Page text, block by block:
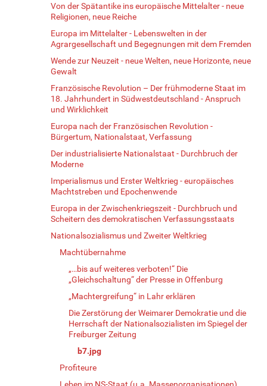
Von der Spätantike ins europäische Mittelalter - neue
Religionen, neue Reiche
Europa im Mittelalter - Lebenswelten in der
Agrargesellschaft und Begegnungen mit dem Fremden
Wende zur Neuzeit - neue Welten, neue Horizonte, neue
Gewalt
Französische Revolution – Der frühmoderne Staat im
18. Jahrhundert in Südwestdeutschland - Anspruch
und Wirklichkeit
Europa nach der Französischen Revolution -
Bürgertum, Nationalstaat, Verfassung
Der industrialisierte Nationalstaat - Durchbruch der
Moderne
Imperialismus und Erster Weltkrieg - europäisches
Machtstreben und Epochenwende
Europa in der Zwischenkriegszeit - Durchbruch und
Scheitern des demokratischen Verfassungsstaats
Nationalsozialismus und Zweiter Weltkrieg
Machtübernahme
„…bis auf weiteres verboten!“ Die
„Gleichschaltung“ der Presse in Offenburg
„Machtergreifung“ in Lahr erklären
Die Zerstörung der Weimarer Demokratie und die
Herrschaft der Nationalsozialisten im Spiegel der
Freiburger Zeitung
b7.jpg
Profiteure